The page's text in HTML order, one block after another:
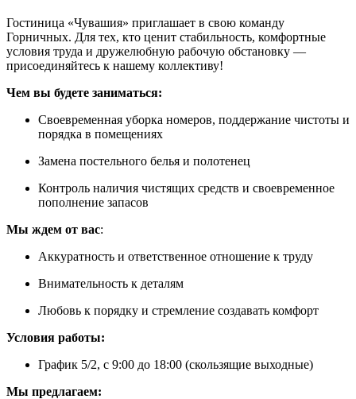
Гостиница «Чувашия» приглашает в свою команду
Горничных. Для тех, кто ценит стабильность, комфортные
условия труда и дружелюбную рабочую обстановку —
присоединяйтесь к нашему коллективу!
Чем вы будете заниматься:
Своевременная уборка номеров, поддержание чистоты и
порядка в помещениях
Замена постельного белья и полотенец
Контроль наличия чистящих средств и своевременное
пополнение запасов
Мы ждем от вас:
Аккуратность и ответственное отношение к труду
Внимательность к деталям
Любовь к порядку и стремление создавать комфорт
Условия работы:
График 5/2, с 9:00 до 18:00 (скользящие выходные)
Мы предлагаем: